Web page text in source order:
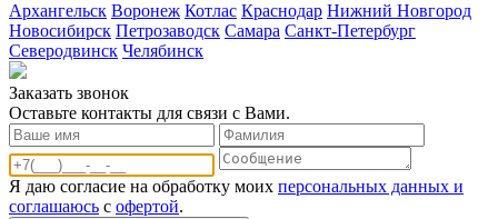
Архангельск Воронеж Котлас Краснодар Нижний Новгород
Новосибирск Петрозаводск Самара Санкт-Петербург
Северодвинск Челябинск
Заказать звонoк
Оставьте контакты для связи с Вами.
Я даю согласие на обработку моих персональных данных и
соглашаюсь с офертой.